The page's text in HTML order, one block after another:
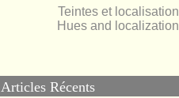
Teintes et localisation
Hues and localization
Articles Récents